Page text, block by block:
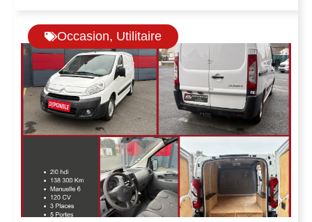
Occasion, Utilitaire